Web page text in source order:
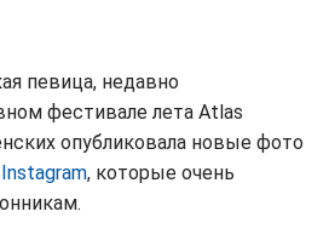
певица, недавно
фестивале лета Atlas
опубликовала новые фото
Instagram, которые очень